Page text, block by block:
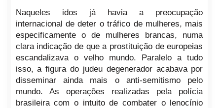
Naqueles idos já havia a preocupação
internacional de deter o tráfico de mulheres, mais
especificamente o de mulheres brancas, numa
clara indicação de que a prostituição de europeias
escandalizava o velho mundo. Paralelo a tudo
isso, a figura do judeu degenerador acabava por
disseminar ainda mais o anti-semitismo pelo
mundo. As operações realizadas pela polícia
brasileira com o intuito de combater o lenocínio